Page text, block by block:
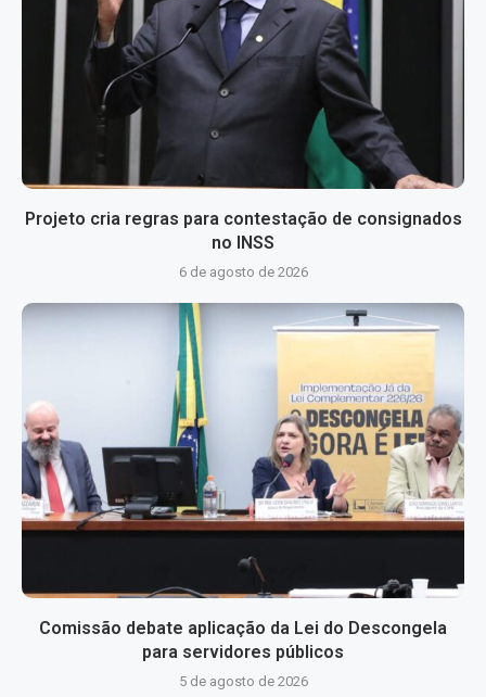
Projeto cria regras para contestação de consignados
no INSS
6 de agosto de 2026
Comissão debate aplicação da Lei do Descongela
para servidores públicos
5 de agosto de 2026